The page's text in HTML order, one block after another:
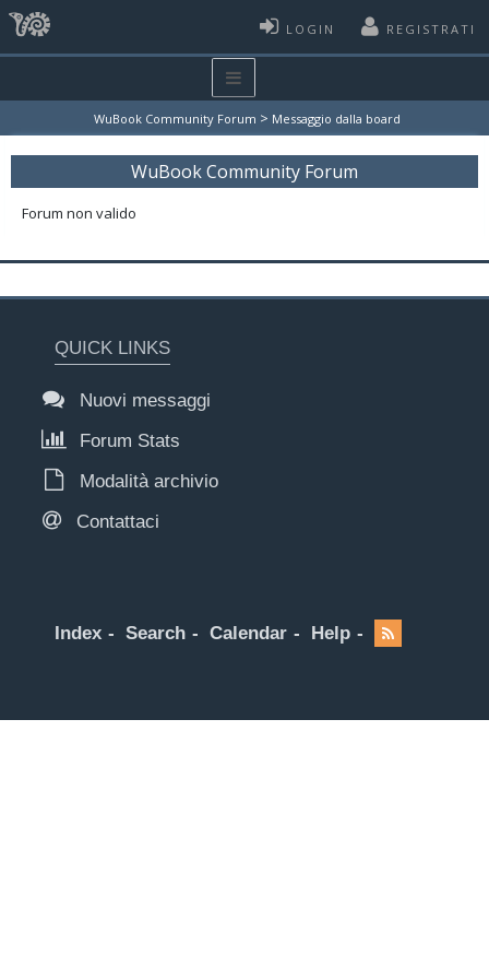
LOGIN REGISTRATI
WuBook Community Forum > Messaggio dalla board
WuBook Community Forum
Forum non valido
QUICK LINKS
Nuovi messaggi
Forum Stats
Modalità archivio
Contattaci
Index Search Calendar Help